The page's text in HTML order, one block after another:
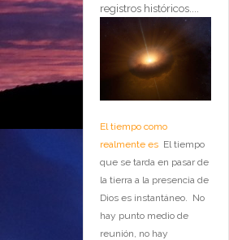
registros históricos....
El tiempo como
realmente es El tiempo
que se tarda en pasar de
la tierra a la presencia de
Dios es instantáneo. No
hay punto medio de
reunión, no hay